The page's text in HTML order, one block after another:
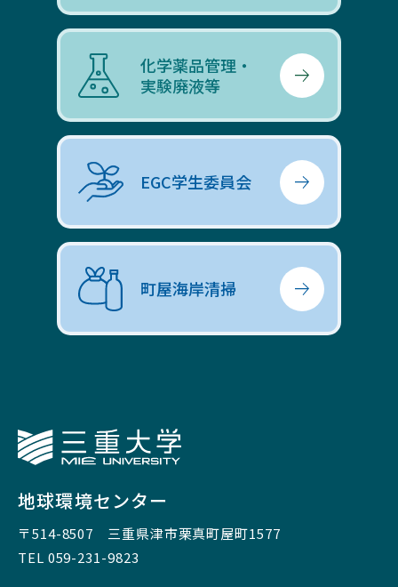
化学薬品管理・
実験廃液等
EGC学生委員会
町屋海岸清掃
地球環境センター
〒514-8507 三重県津市栗真町屋町1577
TEL 059-231-9823